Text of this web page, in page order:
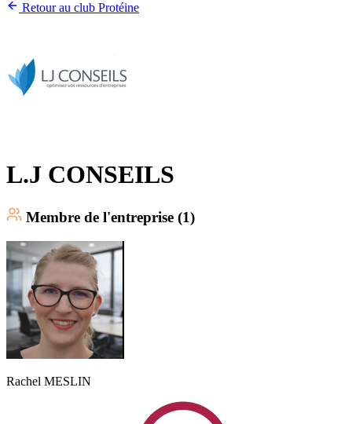
Retour au club Protéine
L.J CONSEILS
Membre de l'entreprise (1)
Rachel MESLIN